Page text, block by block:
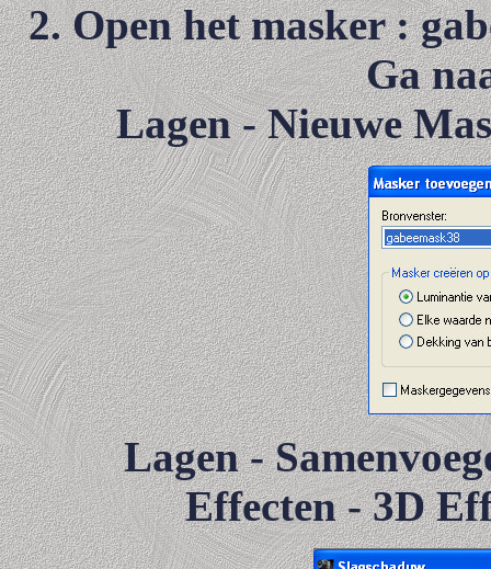
2. Open het masker :
Ga
Lagen - Nieuwe
Lagen -
Effecten - 3D